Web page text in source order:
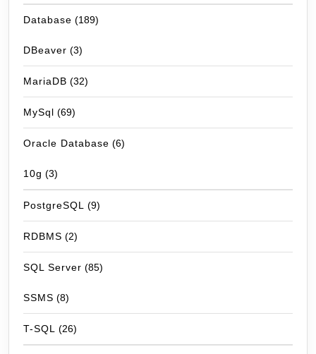
Database (189)
DBeaver (3)
MariaDB (32)
MySql (69)
Oracle Database (6)
10g (3)
PostgreSQL (9)
RDBMS (2)
SQL Server (85)
SSMS (8)
T-SQL (26)